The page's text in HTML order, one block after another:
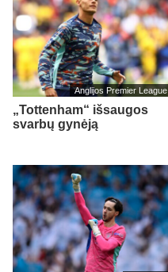
Anglijos Premier League
„Tottenham“ išsaugos
svarbų gynėją